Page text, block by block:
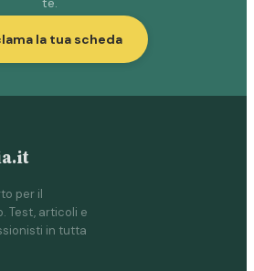
la tua scheda
per il
Test, articoli e
in tutta